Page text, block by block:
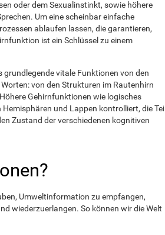
oder dem Sexualinstinkt, sowie höhere
Um eine scheinbar einfache
ablaufen lassen, die garantieren,
ist ein Schlüssel zu einem
grundlegende vitale Funktionen von den
von den Strukturen im Rautenhirn
Gehirnfunktionen wie logisches
und Lappen kontrolliert, die Teil
Zustand der verschiedenen kognitiven
Umweltinformation zu empfangen,
wiederzuerlangen. So können wir die Welt